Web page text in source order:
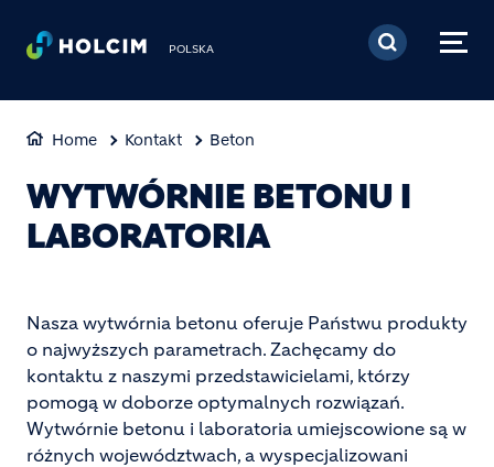
Przejdź do treści
POLSKA
Home Kontakt Beton
WYTWÓRNIE BETONU I
LABORATORIA
Nasza wytwórnia betonu oferuje Państwu produkty
o najwyższych parametrach. Zachęcamy do
kontaktu z naszymi przedstawicielami, którzy
pomogą w doborze optymalnych rozwiązań.
Wytwórnie betonu i laboratoria umiejscowione są w
różnych województwach, a wyspecjalizowani